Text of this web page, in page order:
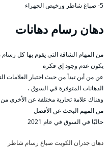
5- صباغ شاطر ورخيص الجهراء
دهان رسام دهانات
من المهام الشاقة التي يقوم بها كل
يكون عدم وجود إي فكرة
عن من أين تبدأ من حيث اختيار العلامات
الدهانات المتوفرة في السوق ،
وهناك علامة تجارية مختلفة عن الأخرى
من المهم البحث عن الأفضل
حاليًا في السوق في عام 2021
دهان جدران الكويت صباغ رسام شاطر